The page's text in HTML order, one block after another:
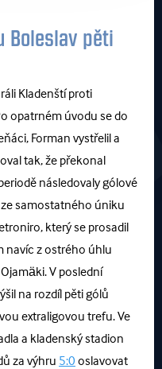
Boleslav pěti
Kladenští proti
opatrném úvodu se do
Forman vystřelil a
tak, že překonal
následovaly gólové
samostatného úniku
který se prosadil
navíc z ostrého úhlu
V poslední
na rozdíl pěti gólů
extraligovou trefu. Ve
a kladenský stadion
za výhru 5:0 oslavovat